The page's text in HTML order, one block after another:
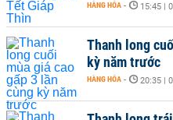
HÀNG HÓA - 15:45 |
Thanh long
kỳ năm trước
HÀNG HÓA - 20:35 |